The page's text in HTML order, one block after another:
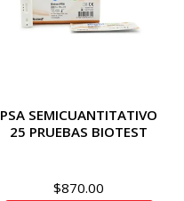
PSA SEMICUANTITATIVO
25 PRUEBAS BIOTEST
$870.00